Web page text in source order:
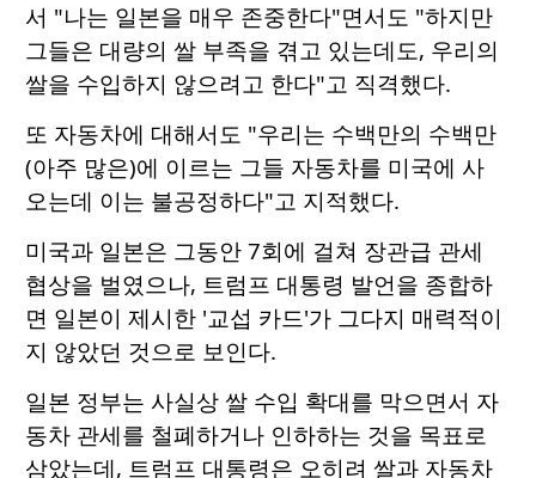
서 "나는 일본을 매우 존중한다"면서도 "하지만
그들은 대량의 쌀 부족을 겪고 있는데도, 우리의
쌀을 수입하지 않으려고 한다"고 직격했다.
또 자동차에 대해서도 "우리는 수백만의 수백만
(아주 많은)에 이르는 그들 자동차를 미국에 사
오는데 이는 불공정하다"고 지적했다.
미국과 일본은 그동안 7회에 걸쳐 장관급 관세
협상을 벌였으나, 트럼프 대통령 발언을 종합하
면 일본이 제시한 '교섭 카드'가 그다지 매력적이
지 않았던 것으로 보인다.
일본 정부는 사실상 쌀 수입 확대를 막으면서 자
동차 관세를 철폐하거나 인하하는 것을 목표로
삼았는데, 트럼프 대통령은 오히려 쌀과 자동차